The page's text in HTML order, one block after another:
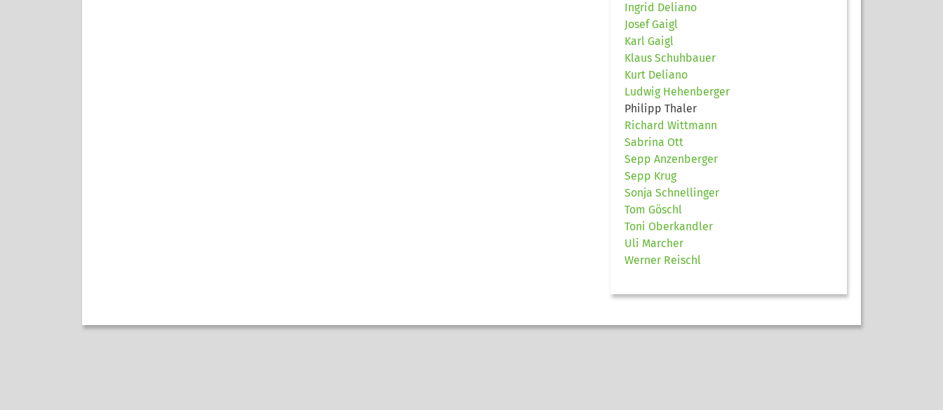
Ingrid Deliano
Josef Gaigl
Karl Gaigl
Klaus Schuhbauer
Kurt Deliano
Ludwig Hehenberger
Philipp Thaler
Richard Wittmann
Sabrina Ott
Sepp Anzenberger
Sepp Krug
Sonja Schnellinger
Tom Göschl
Toni Oberkandler
Uli Marcher
Werner Reischl